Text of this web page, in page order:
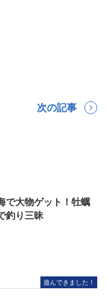
次の記事
で大物ゲット！牡蠣
釣り三昧
遊んできました！